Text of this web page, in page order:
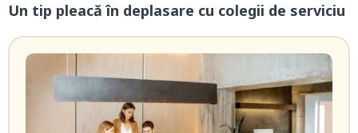
Un tip pleacă în deplasare cu colegii de serviciu